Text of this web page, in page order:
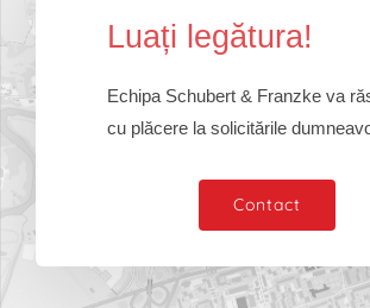
Luați legătura!
Echipa Schubert & Franzke va
cu plăcere la solicitările
Contact